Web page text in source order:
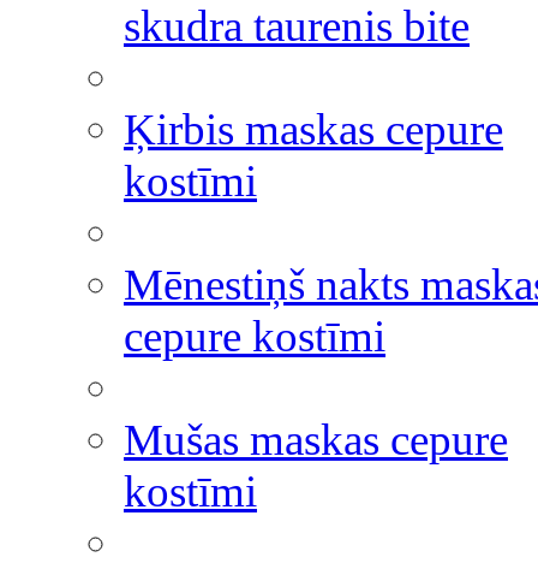
skudra taurenis bite
Ķirbis maskas cepure
kostīmi
Mēnestiņš nakts
cepure kostīmi
Mušas maskas cepure
kostīmi